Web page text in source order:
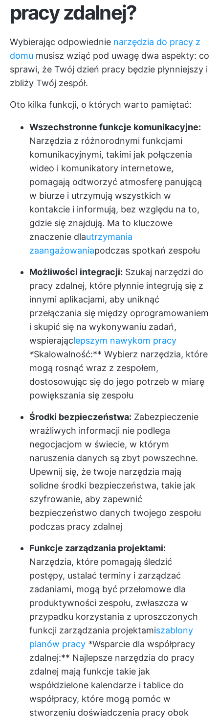
pracy zdalnej?
Wybierając odpowiednie narzędzia do pracy z
domu musisz wziąć pod uwagę dwa aspekty: co
sprawi, że Twój dzień pracy będzie płynniejszy i
zbliży Twój zespół.
Oto kilka funkcji, o których warto pamiętać:
Wszechstronne funkcje komunikacyjne:
Narzędzia z różnorodnymi funkcjami
komunikacyjnymi, takimi jak połączenia
wideo i komunikatory internetowe,
pomagają odtworzyć atmosferę panującą
w biurze i utrzymują wszystkich w
kontakcie i informują, bez względu na to,
gdzie się znajdują. Ma to kluczowe
znaczenie dlautrzymania
zaangażowaniapodczas spotkań zespołu
Możliwości integracji: Szukaj narzędzi do
pracy zdalnej, które płynnie integrują się z
innymi aplikacjami, aby uniknąć
przełączania się między oprogramowaniem
i skupić się na wykonywaniu zadań,
wspierająclepszym nawykom pracy
*Skalowalność:** Wybierz narzędzia, które
mogą rosnąć wraz z zespołem,
dostosowując się do jego potrzeb w miarę
powiększania się zespołu
Środki bezpieczeństwa: Zabezpieczenie
wrażliwych informacji nie podlega
negocjacjom w świecie, w którym
naruszenia danych są zbyt powszechne.
Upewnij się, że twoje narzędzia mają
solidne środki bezpieczeństwa, takie jak
szyfrowanie, aby zapewnić
bezpieczeństwo danych twojego zespołu
podczas pracy zdalnej
Funkcje zarządzania projektami:
Narzędzia, które pomagają śledzić
postępy, ustalać terminy i zarządzać
zadaniami, mogą być przełomowe dla
produktywności zespołu, zwłaszcza w
przypadku korzystania z uproszczonych
funkcji zarządzania projektamiszablony
planów pracy *Wsparcie dla współpracy
zdalnej:** Najlepsze narzędzia do pracy
zdalnej mają funkcje takie jak
współdzielone kalendarze i tablice do
współpracy, które mogą pomóc w
stworzeniu doświadczenia pracy obok